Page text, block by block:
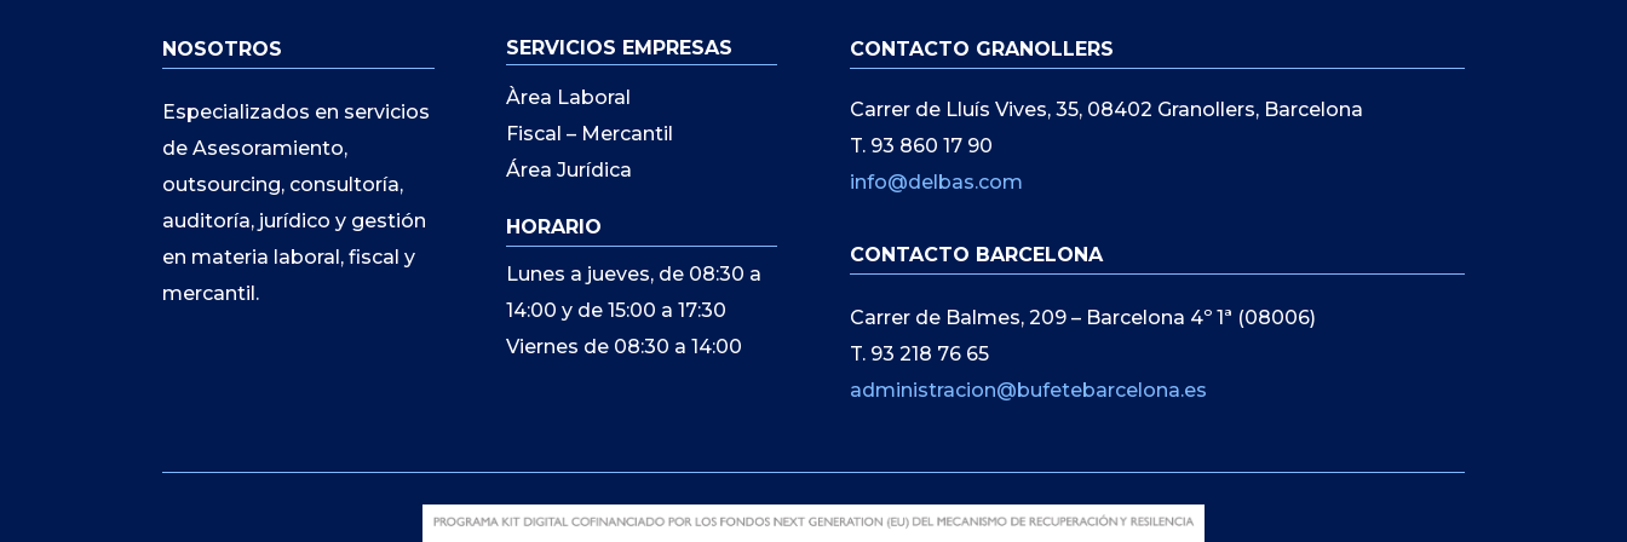
NOSOTROS
Especializados en servicios
de Asesoramiento,
outsourcing, consultoría,
auditoría, jurídico y gestión
en materia laboral, fiscal y
mercantil.
SERVICIOS EMPRESAS
Àrea Laboral
Fiscal – Mercantil
Área Jurídica
HORARIO
Lunes a jueves, de 08:30 a
14:00 y de 15:00 a 17:30
Viernes de 08:30 a 14:00
CONTACTO GRANOLLERS
Carrer de Lluís Vives, 35, 08402 Granollers, Barcelona
T. 93 860 17 90
info@delbas.com
CONTACTO BARCELONA
Carrer de Balmes, 209 – Barcelona 4º 1ª (08006)
T. 93 218 76 65
administracion@bufetebarcelona.es